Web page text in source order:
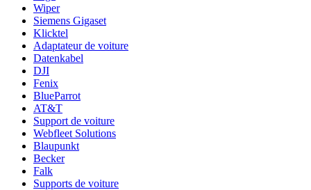
Wiper
Siemens Gigaset
Klicktel
Adaptateur de voiture
Datenkabel
DJI
Fenix
BlueParrot
AT&T
Support de voiture
Webfleet Solutions
Blaupunkt
Becker
Falk
Supports de voiture